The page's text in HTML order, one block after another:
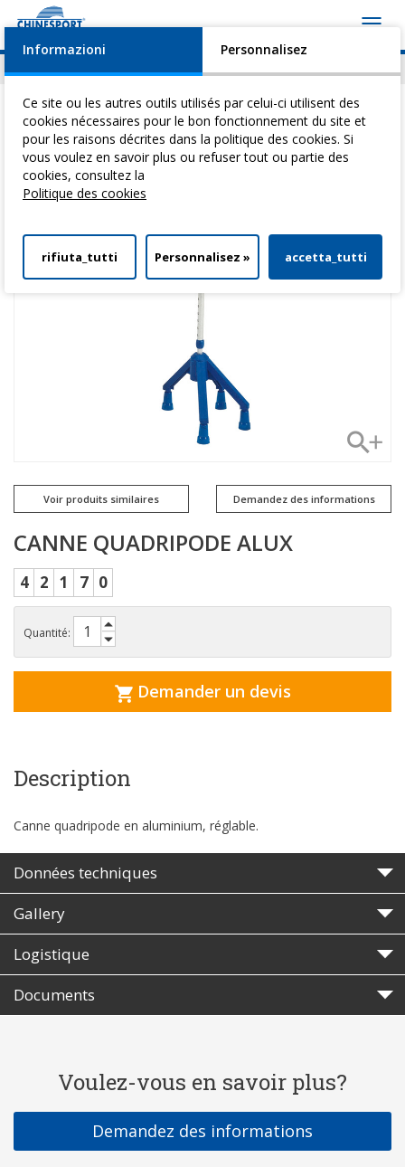
Actualités Evénements Video Download
Vous êtes ici: Home>DéAmbulateurs>BéQuilles> Canne Quadripode
Alux
Voir produits similaires Demandez des informations
CANNE QUADRIPODE ALUX
4 2 1 7 0
Quantité:
Demander un devis
Description
Canne quadripode en aluminium, réglable.
Données techniques
Gallery
Logistique
Documents
Voulez-vous en savoir plus?
Demandez des informations
Informazioni Personnalisez
Ce site ou les autres outils utilisés par celui-ci utilisent des
cookies nécessaires pour le bon fonctionnement du site et
pour les raisons décrites dans la politique des cookies. Si
vous voulez en savoir plus ou refuser tout ou partie des
cookies, consultez la
Politique des cookies
rifiuta_tutti Personnalisez » accetta_tutti